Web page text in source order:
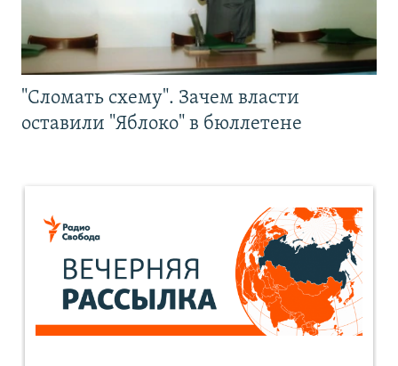
"Сломать схему". Зачем власти
оставили "Яблоко" в бюллетене